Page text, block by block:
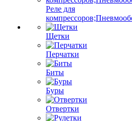
Реле для
Щетки
Перчатки
Биты
Буры
Отвертки